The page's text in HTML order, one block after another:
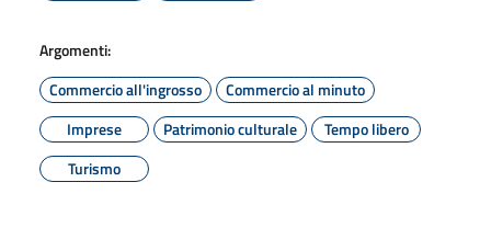
Argomenti:
Commercio all'ingrosso
Commercio al minuto
Imprese
Patrimonio culturale
Tempo libero
Turismo